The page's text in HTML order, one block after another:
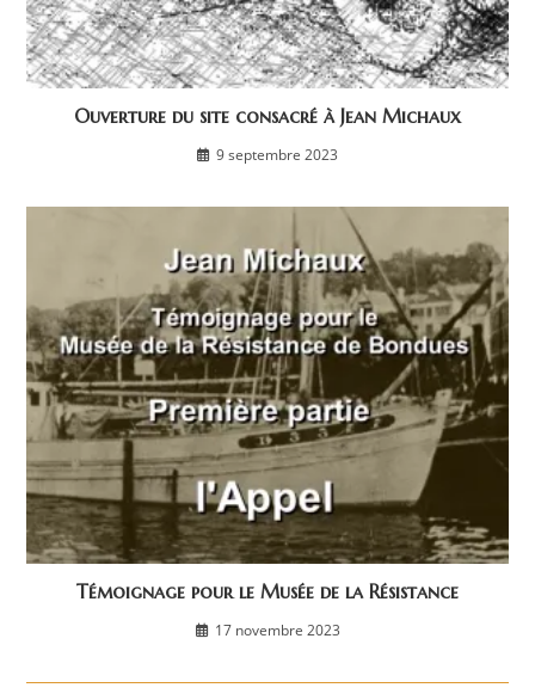
Ouverture du site consacré à Jean Michaux
9 septembre 2023
Témoignage pour le Musée de la Résistance
17 novembre 2023